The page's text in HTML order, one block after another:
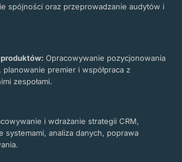
spójności oraz przeprowadzanie audytów i
Opracowywanie pozycjonowania
planowanie premier i współpraca z
zespołami.
i wdrażanie strategii CRM,
systemami, analiza danych, poprawa